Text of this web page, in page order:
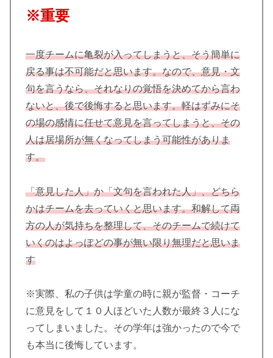
※重要
一度チームに亀裂が入ってしまうと、そう簡単に
戻る事は不可能だと思います。なので、意見・文
句を言うなら、それなりの覚悟を決めてから言わ
ないと、後で後悔すると思います。軽はずみにそ
の場の感情に任せて意見を言ってしまうと、その
人は居場所が無くなってしまう可能性がありま
す。
「意見した人」か「文句を言われた人」、どちら
かはチームを去っていくと思います。和解して両
方の人が気持ちを整理して、そのチームで続けて
いくのはよっぽどの事が無い限り無理だと思いま
す
※実際、私の子供は学童の時に親が監督・コーチ
に意見をして１０人ほどいた人数が最終３人にな
ってしまいました。その学年は強かったので今で
も本当に後悔しています。